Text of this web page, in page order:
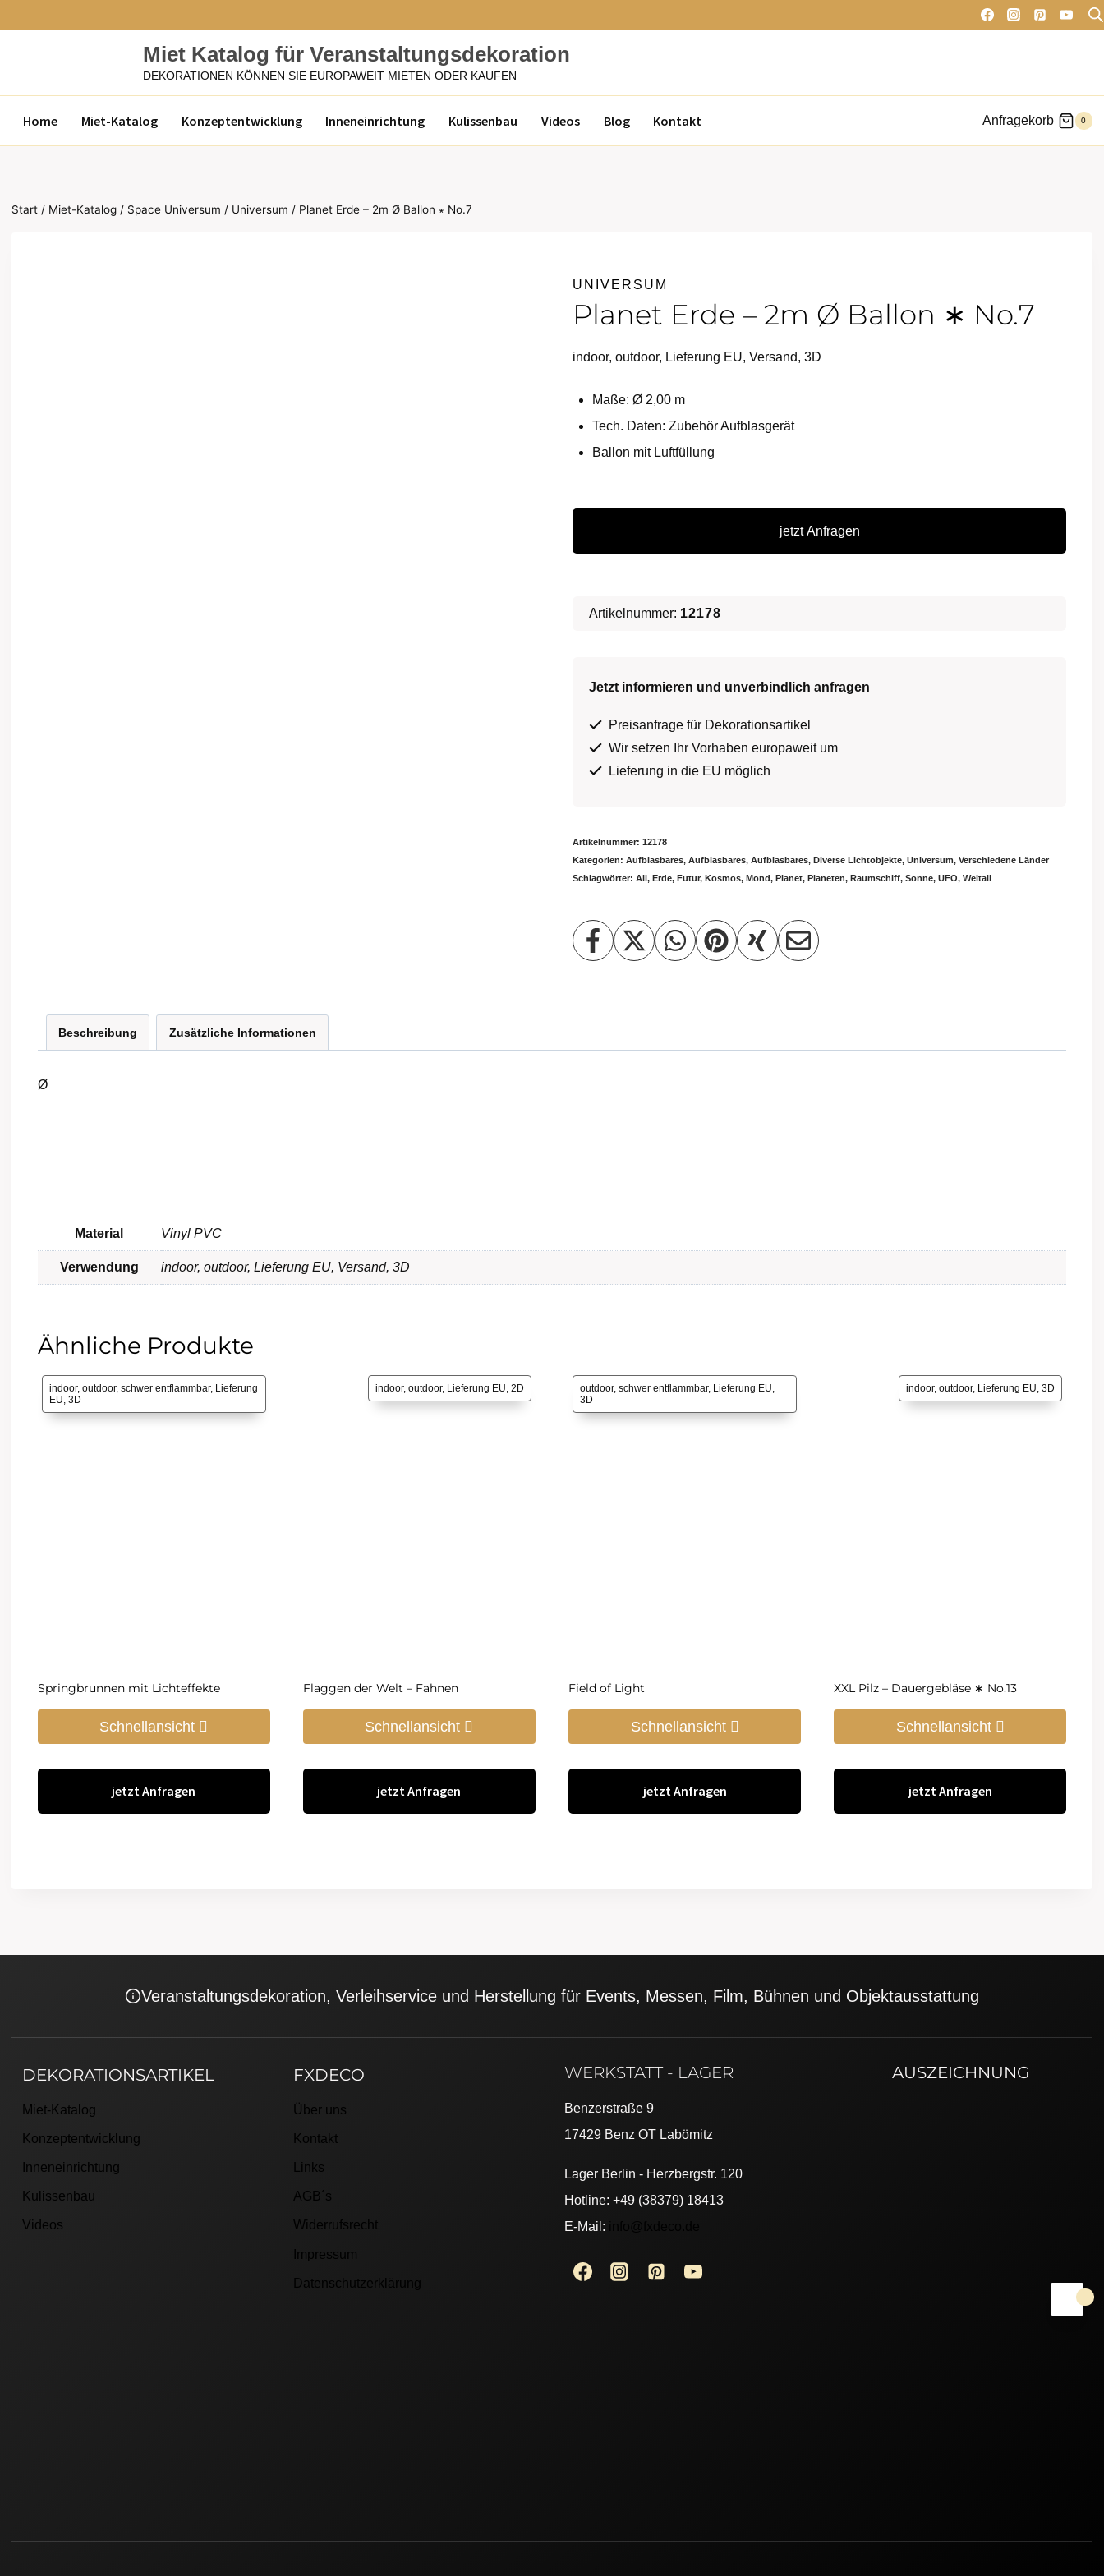
Miet Katalog für Veranstaltungsdekoration
DEKORATIONEN KÖNNEN SIE EUROPAWEIT MIETEN ODER KAUFEN
Home Miet-Katalog Konzeptentwicklung Inneneinrichtung Kulissenbau Videos Blog Kontakt Anfragekorb 0
Start / Miet-Katalog / Space Universum / Universum / Planet Erde – 2m Ø Ballon ∗ No.7
UNIVERSUM
Planet Erde – 2m Ø Ballon ∗ No.7
indoor, outdoor, Lieferung EU, Versand, 3D
Maße: Ø 2,00 m
Tech. Daten: Zubehör Aufblasgerät
Ballon mit Luftfüllung
-
No.7
jetzt Anfragen
Artikelnummer: 12178
Jetzt informieren und unverbindlich anfragen
Preisanfrage für Dekorationsartikel
Wir setzen Ihr Vorhaben europaweit um
Lieferung in die EU möglich
Artikelnummer:12178
Kategorien:Aufblasbares,Aufblasbares,Aufblasbares,Diverse Lichtobjekte,Universum,Verschiedene Länder
Schlagwörter:All,Erde,Futur,Kosmos,Mond,Planet,Planeten,Raumschiff,Sonne,UFO,Weltall
Beschreibung Zusätzliche Informationen
Ø
Material Vinyl PVC
Verwendung indoor, outdoor, Lieferung EU, Versand, 3D
Ähnliche Produkte
indoor, outdoor, schwer entflammbar, Lieferung
EU, 3D
Springbrunnen mit Lichteffekte
Schnellansicht
jetzt Anfragen
indoor, outdoor, Lieferung EU, 2D
Flaggen der Welt – Fahnen
Schnellansicht
jetzt Anfragen
outdoor, schwer entflammbar, Lieferung EU,
3D
Field of Light
Schnellansicht
jetzt Anfragen
indoor, outdoor, Lieferung EU, 3D
XXL Pilz – Dauergebläse ∗ No.13
Schnellansicht
jetzt Anfragen
Veranstaltungsdekoration, Verleihservice und Herstellung für Events, Messen, Film, Bühnen und Objektausstattung
DEKORATIONSARTIKEL
Miet-Katalog
Konzeptentwicklung
Inneneinrichtung
Kulissenbau
Videos
FXDECO
Über uns
Kontakt
Links
AGB´s
Widerrufsrecht
Impressum
Datenschutzerklärung
WERKSTATT - LAGER
Benzerstraße 9
17429 Benz OT Labömitz
Lager Berlin - Herzbergstr. 120
Hotline: +49 (38379) 18413
E-Mail:
AUSZEICHNUNG